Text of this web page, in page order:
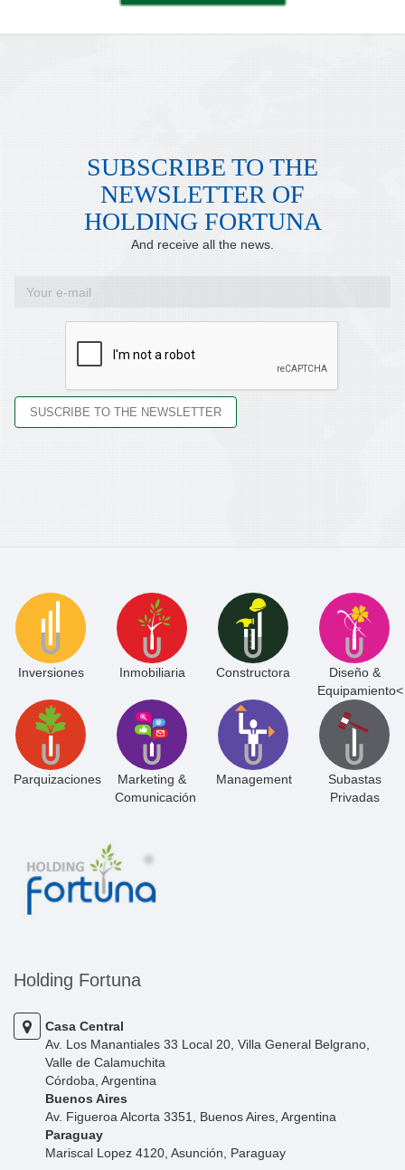
SUBSCRIBE TO THE
NEWSLETTER OF
HOLDING FORTUNA
And receive all the news.
Inversiones Inmobiliaria Constructora
Diseño &
Equipamiento<
Parquizaciones
Marketing &
Comunicación
Management
Subastas
Privadas
Holding Fortuna
Casa Central
Av. Los Manantiales 33 Local 20, Villa General Belgrano,
Valle de Calamuchita
Córdoba, Argentina
Buenos Aires
Av. Figueroa Alcorta 3351, Buenos Aires, Argentina
Paraguay
Mariscal Lopez 4120, Asunción, Paraguay